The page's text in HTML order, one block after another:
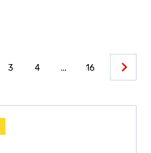
3 4 ... 16